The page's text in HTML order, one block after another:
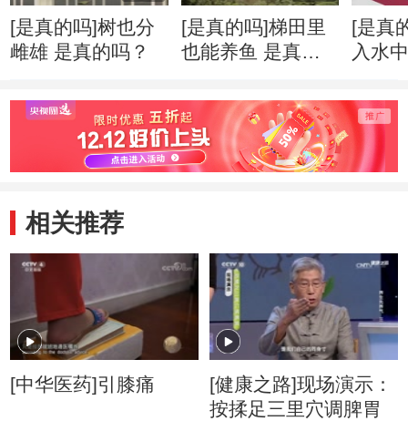
[是真的吗]树也分
雌雄 是真的吗？
[是真的吗]梯田里
也能养鱼 是真的
[是真
入水
相关推荐
[中华医药]引膝痛
[健康之路]现场演示：
按揉足三里穴调脾胃